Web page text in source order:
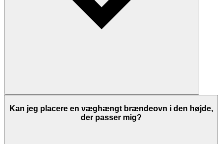
Kan jeg placere en væghængt brændeovn i den højde,
der passer mig?